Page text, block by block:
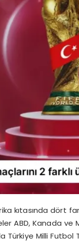
kıtasında dört
ABD, Kanada ve
Türkiye Milli